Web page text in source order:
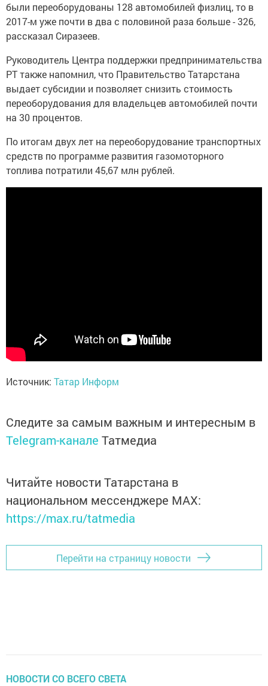
были переоборудованы 128 автомобилей физлиц, то в
2017-м уже почти в два с половиной раза больше - 326,
рассказал Сиразеев.
Руководитель Центра поддержки предпринимательства
РТ также напомнил, что Правительство Татарстана
выдает субсидии и позволяет снизить стоимость
переоборудования для владельцев автомобилей почти
на 30 процентов.
По итогам двух лет на переоборудование транспортных
средств по программе развития газомоторного
топлива потратили 45,67 млн рублей.
Источник: Татар Информ
Следите за самым важным и интересным в
Telegram-канале Татмедиа
Читайте новости Татарстана в
национальном мессенджере MАХ:
https://max.ru/tatmedia
Перейти на страницу новости
НОВОСТИ СО ВСЕГО СВЕТА